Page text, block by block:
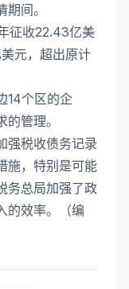
间。
征收22.43亿美
元，超出原计
14个区的企
管理。
强税收债务记录
施，特别是可能
务总局加强了政
的效率。（编